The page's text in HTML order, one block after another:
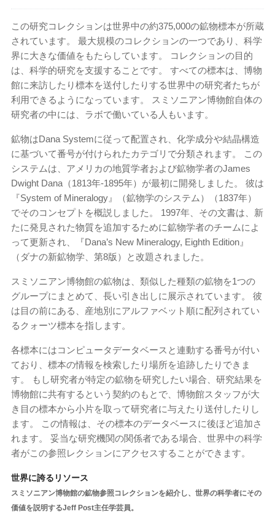
この研究コレクションは世界中の約375,000の鉱物標本が所蔵
されています。 最大規模のコレクションの一つであり、科学
界に大きな価値をもたらしています。 コレクションの目的
は、科学的研究を支援することです。 すべての標本は、博物
館に来訪したり標本を送付したりする世界中の研究者たちが
利用できるようになっています。 スミソニアン博物館自体の
研究者の中には、ラボで働いている人もいます。
鉱物はDana Systemに従って配置され、化学成分や結晶構造
に基づいて番号が付けられたカテゴリで分類されます。 この
システムは、アメリカの地質学者および鉱物学者のJames
Dwight Dana（1813年‐1895年）が最初に開発しました。 彼は
『System of Mineralogy』（鉱物学のシステム）（1837年）
でそのコンセプトを概説しました。 1997年、その文書は、新
たに発見された物質を追加するために鉱物学者のチームによ
って更新され、『Dana’s New Mineralogy, Eighth Edition』
（ダナの新鉱物学、第8版）と改題されました。
スミソニアン博物館の鉱物は、類似した種類の鉱物を1つの
グループにまとめて、長い引き出しに展示されています。 彼
は目の前にある、産地別にアルファベット順に配列されてい
るクォーツ標本を指します。
各標本にはコンピュータデータベースと連動する番号が付い
ており、標本の情報を検索したり場所を追跡したりできま
す。 もし研究者が特定の鉱物を研究したい場合、研究結果を
博物館に共有するという契約のもとで、博物館スタッフが大
き目の標本から小片を取って研究者に与えたり送付したりし
ます。 この情報は、その標本のデータベースに後ほど追加さ
れます。 妥当な研究機関の関係者である場合、世界中の科学
者がこの参照レクションにアクセスすることができます。
世界に誇るリソース
スミソニアン博物館の鉱物参照コレクションを紹介し、世界の科学者にその
価値を説明するJeff Post主任学芸員。